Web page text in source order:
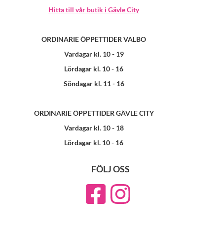
Hitta till vår butik i Gävle City
ORDINARIE ÖPPETTIDER VALBO
Vardagar kl. 10 - 19
Lördagar kl. 10 - 16
Söndagar kl. 11 - 16
ORDINARIE ÖPPETTIDER GÄVLE CITY
Vardagar kl. 10 - 18
Lördagar kl. 10 - 16
FÖLJ OSS